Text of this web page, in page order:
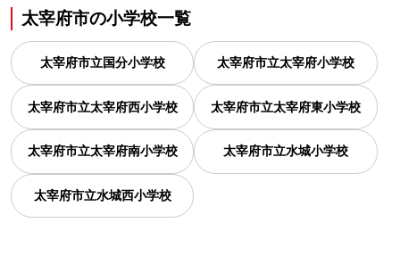
太宰府市の小学校一覧
太宰府市立国分小学校 太宰府市立太宰府小学校
太宰府市立太宰府西小学校 太宰府市立太宰府東小学校
太宰府市立太宰府南小学校 太宰府市立水城小学校
太宰府市立水城西小学校